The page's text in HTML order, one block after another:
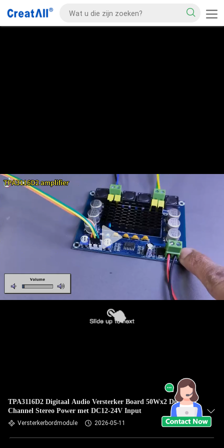
TPA3116D2 Digitaal Audio Versterker Board 50Wx2 Dual
Channel Stereo Power met DC12-24V Input
Versterkerbordmodule 2026-05-11